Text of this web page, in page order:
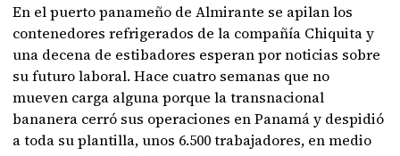
En el puerto panameño de Almirante se apilan los
contenedores refrigerados de la compañía Chiquita y
una decena de estibadores esperan por noticias sobre
su futuro laboral. Hace cuatro semanas que no
mueven carga alguna porque la transnacional
bananera cerró sus operaciones en Panamá y despidió
a toda su plantilla, unos 6.500 trabajadores, en medio